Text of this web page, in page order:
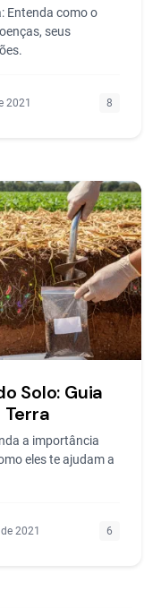
Entenda como o
seus
2021 8
Solo: Guia
Terra
a importância
eles te ajudam a
2021 6